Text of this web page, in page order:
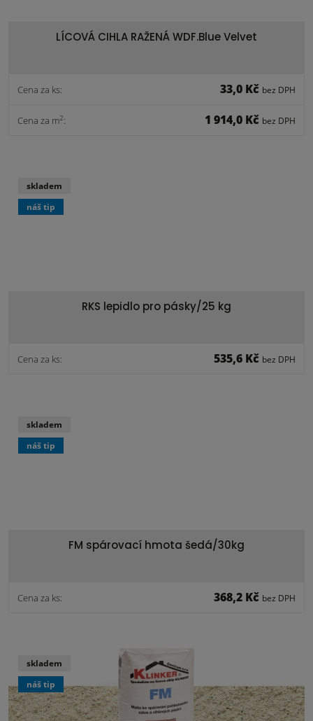
LÍCOVÁ CIHLA RAŽENÁ WDF.Blue Velvet
Cena za ks: 33,0 Kč bez DPH
Cena za m2: 1 914,0 Kč bez DPH
RKS lepidlo pro pásky/25 kg
Cena za ks: 535,6 Kč bez DPH
skladem
náš tip
FM spárovací hmota šedá/30kg
Cena za ks: 368,2 Kč bez DPH
skladem
náš tip
skladem
náš tip